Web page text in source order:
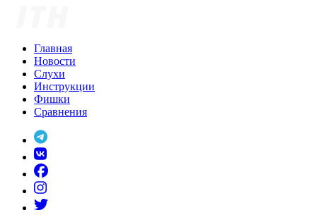
Главная
Новости
Слухи
Инструкции
Фишки
Сравнения